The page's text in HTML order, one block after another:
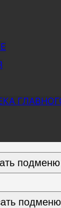
подменю
подменю